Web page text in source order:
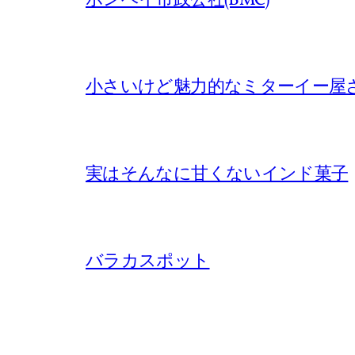
小さいけど魅力的なミターイー屋
実はそんなに甘くないインド菓子
バラカスポット